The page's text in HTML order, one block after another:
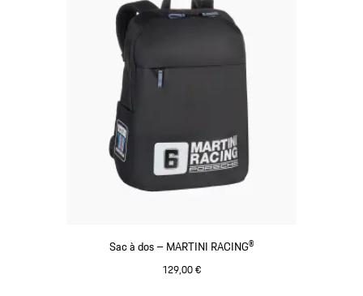
Sac à dos – MARTINI RACING®
129,00 €